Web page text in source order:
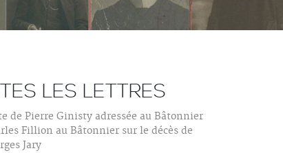
LES LETTRES
de Pierre Ginisty adressée au Bâtonnier
Fillion au Bâtonnier sur le décès de
Jary